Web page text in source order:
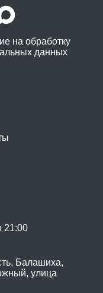
на обработку
данных
21:00
Балашиха,
улица